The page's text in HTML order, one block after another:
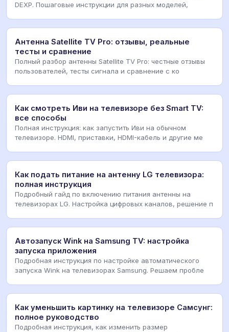
DEXP. Пошаговые инструкции для разных моделей,
Антенна Satellite TV Pro: отзывы, реальные
тесты и сравнение
Полный разбор антенны Satellite TV Pro: честные отзывы
пользователей, тесты сигнала и сравнение с ко
Как смотреть Иви на телевизоре без Smart TV:
все способы
Полная инструкция: как запустить Иви на обычном
телевизоре. HDMI, приставки, HDMI-кабель и другие ме
Как подать питание на антенну LG телевизора:
полная инструкция
Подробный гайд по включению питания антенны на
телевизорах LG. Настройка цифровых каналов, решение п
Автозапуск Wink на Samsung TV: настройка
запуска приложения
Подробная инструкция по настройке автоматического
запуска Wink на телевизорах Samsung. Решаем пробле
Как уменьшить картинку на телевизоре Самсунг:
полное руководство
Подробная инструкция, как изменить размер